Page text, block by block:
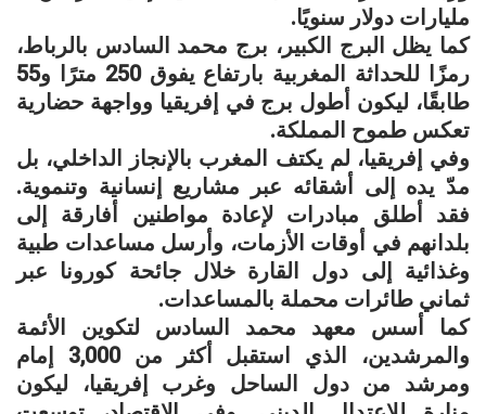
مليارات دولار سنويًا.
كما يظل البرج الكبير، برج محمد السادس بالرباط،
رمزًا للحداثة المغربية بارتفاع يفوق 250 مترًا و55
طابقًا، ليكون أطول برج في إفريقيا وواجهة حضارية
تعكس طموح المملكة.
وفي إفريقيا، لم يكتف المغرب بالإنجاز الداخلي، بل
مدّ يده إلى أشقائه عبر مشاريع إنسانية وتنموية.
فقد أطلق مبادرات لإعادة مواطنين أفارقة إلى
بلدانهم في أوقات الأزمات، وأرسل مساعدات طبية
وغذائية إلى دول القارة خلال جائحة كورونا عبر
ثماني طائرات محملة بالمساعدات.
كما أسس معهد محمد السادس لتكوين الأئمة
والمرشدين، الذي استقبل أكثر من 3,000 إمام
ومرشد من دول الساحل وغرب إفريقيا، ليكون